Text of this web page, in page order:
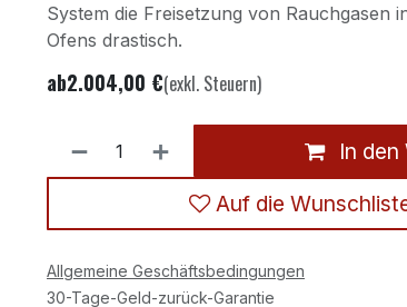
System die Freisetzung von Rauchgasen
Ofens drastisch.
ab2.004,00 €(exkl. Steuern)
In
Auf die
Allgemeine Geschäftsbedingungen
30-Tage-Geld-zurück-Garantie